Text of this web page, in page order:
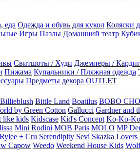
еда Одежда и обувь для кукол Коляски
Игры Пазлы Домашний театр
Свитшоты / Худи Джемперы /
Пижама Купальники / Пляжная одежда
Предметы декора OUTLET
Billieblush Bittle Land Boatilus BOBO
by Green Cotton Gallucci Gardner and
like kids Kidscase Kid's Concept Ko-Ko-Ko
Mini Rodini MOB Paris MOLO MP
Rylee + Cru Serendipity Sevi Skazka Lovers
Capow Weedo Weekend House Kids